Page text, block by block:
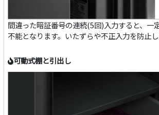
間違った暗証番号の連続(5回)入力すると、一
不能となります。いたずらや不正入力を防止し
可動式棚と引出し